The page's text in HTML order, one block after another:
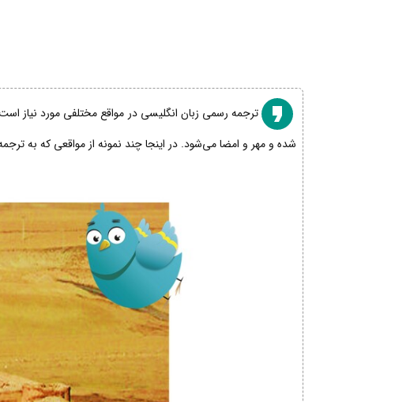
ترجمه رسمی زبان انگلیسی در مواقع مختلفی مورد نیاز
شده و مهر و امضا می‌شود. در اینجا چند نمونه از مواقعی که به